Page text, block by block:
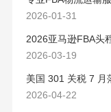
2026-01-31
2026-03-19
2026-04-22